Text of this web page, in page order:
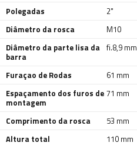
Polegadas
2"
Diâmetro da rosca
M10
Diâmetro da parte lisa da
barra
fi.8,9 mm
Furaçao de Rodas
61 mm
Espaçamento dos furos de
montagem
71 mm
Comprimento da rosca
53 mm
Altura total
110 mm